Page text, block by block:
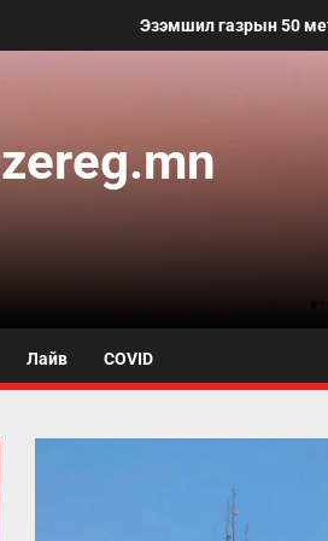
Эзэмшил газрын 50 метр хүртэлх
zereg.mn
Лайв COVID